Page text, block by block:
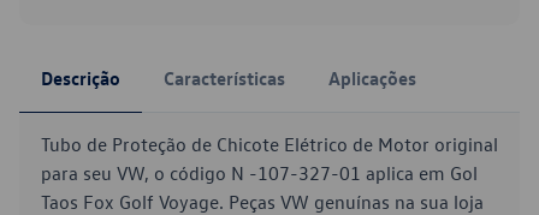
Descrição Características Aplicações
Tubo de Proteção de Chicote Elétrico de Motor original
para seu VW, o código N -107-327-01 aplica em Gol
Taos Fox Golf Voyage. Peças VW genuínas na sua loja